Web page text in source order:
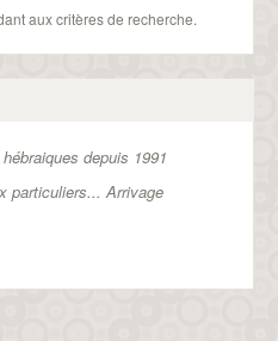
aux critères de recherche.
depuis 1991
particuliers...Arrivage